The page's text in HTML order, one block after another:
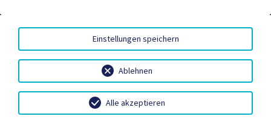
AMTSSIGNATUR|BARRIEREFREIHEIT|DATENSCHUTZ|
SITEMAP|IMPRESSUM
Ablehnen
Einstellungen speichern
Alle akzeptieren